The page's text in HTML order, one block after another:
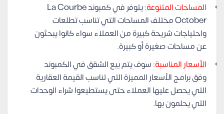
المساحات المتنوعة:
يتوفر في كمبوند La Courbe
October مختلف المساحات التي تناسب تطلعات
واحتياجات شريحة كبيرة من العملاء سواء كانوا يبحثون
عن مساحات صغيرة أو كبيرة.
الأسعار المناسبة:سوف يتم بيع الشقق في الكمبوند
وفق برامج الأسعار المميزة التي تناسب القيمة العقارية
التي يحصل عليها العملاء حتى يستطيعوا شراء الوحدات
التي يحلمون بها.